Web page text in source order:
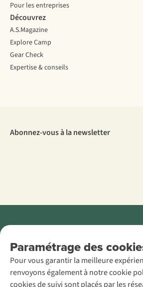
Paramétrage des
Pour vous garantir la meilleure
renvoyons également à notre cookie
cookies de suivi sont placés par les
Pour les entreprises
Découvrez
A.S.Magazine
Explore Camp
Gear Check
Expertise & conseils
Abonnez-vous à la newsletter
AS Adventure
France SAS,
Rue du Vieux